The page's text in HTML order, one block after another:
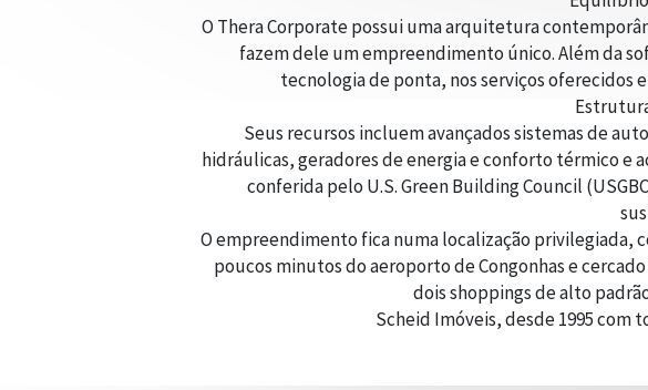
O Thera Corporate possui uma arquitetura
fazem dele um empreendimento único. Além da
tecnologia de ponta, nos serviços oferecidos
Seus recursos incluem avançados sistemas de
hidráulicas, geradores de energia e conforto térmico e
conferida pelo U.S. Green Building Council
O empreendimento fica numa localização privilegiada,
poucos minutos do aeroporto de Congonhas e
dois shoppings de alto
Scheid Imóveis, desde 1995 com